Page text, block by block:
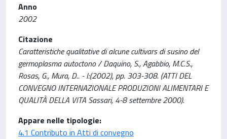
Anno
2002
Citazione
Caratteristiche qualitative di alcune cultivars di susino del
germoplasma autoctono / Daquino, S., Agabbio, M.C.S.,
Rosas, G., Mura, D.. - I:(2002), pp. 303-308. (ATTI DEL
CONVEGNO INTERNAZIONALE PRODUZIONI ALIMENTARI E
QUALITÀ DELLA VITA Sassari, 4-8 settembre 2000).
Appare nelle tipologie:
4.1 Contributo in Atti di convegno